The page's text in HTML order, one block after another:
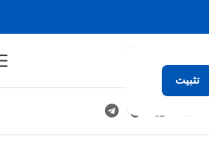
تثبيت